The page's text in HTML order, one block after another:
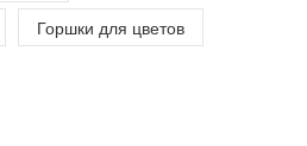
Горшки для цветов